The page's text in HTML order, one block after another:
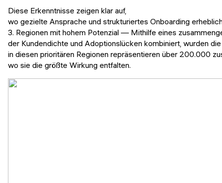
Diese Erkenntnisse zeigen klar auf,
wo gezielte Ansprache und strukturiertes Onboarding
3. Regionen mit hohem Potenzial — Mithilfe eines
der Kundendichte und Adoptionslücken kombiniert, wurden
in diesen prioritären Regionen repräsentieren über 200.000
wo sie die größte Wirkung entfalten.